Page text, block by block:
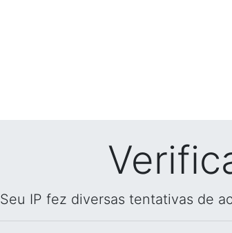
Seu IP fez diversas tentativas de